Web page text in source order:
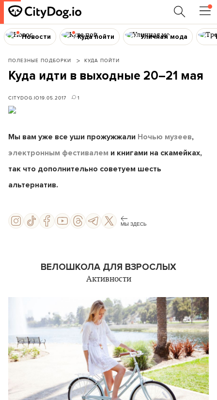
Новости Куда пойти Уличная мода
ПОЛЕЗНЫЕ ПОДБОРКИ КУДА ПОЙТИ
Куда идти в выходные 20–21 мая
CITYDOG.IO19.05.2017 1
Мы вам уже все уши прожужжали Ночью музеев,
электронным фестивалем и книгами на скамейках,
так что дополнительно советуем шесть
альтернатив.
МЫ ЗДЕСЬ
ВЕЛОШКОЛА ДЛЯ ВЗРОСЛЫХ
Активности